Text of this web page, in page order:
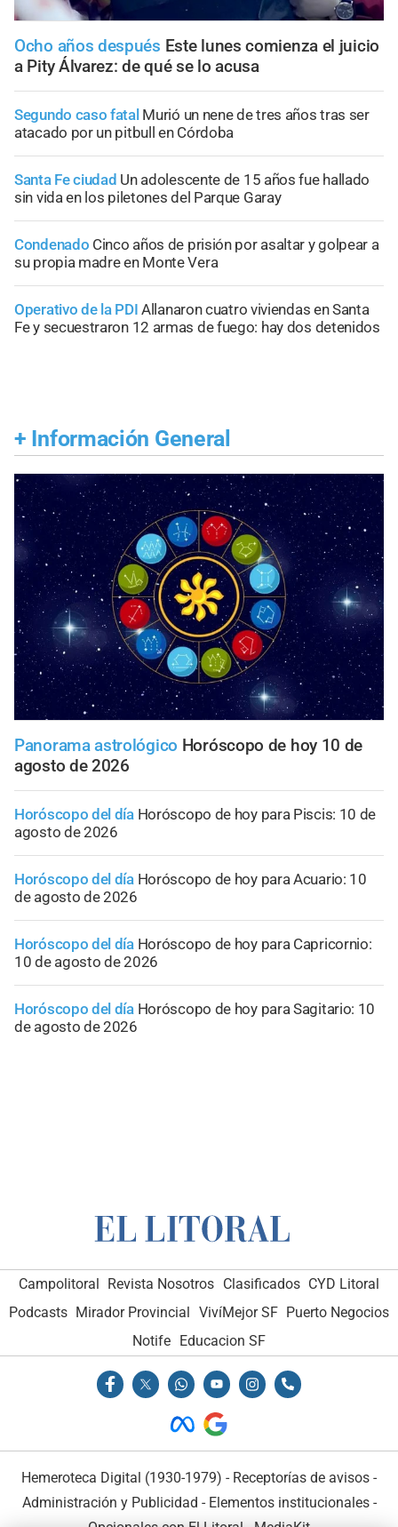
Ocho años después Este lunes comienza el juicio
a Pity Álvarez: de qué se lo acusa
Segundo caso fatal Murió un nene de tres años tras ser
atacado por un pitbull en Córdoba
Santa Fe ciudad Un adolescente de 15 años fue hallado
sin vida en los piletones del Parque Garay
Condenado Cinco años de prisión por asaltar y golpear a
su propia madre en Monte Vera
Operativo de la PDI Allanaron cuatro viviendas en Santa
Fe y secuestraron 12 armas de fuego: hay dos detenidos
+ Información General
Panorama astrológico Horóscopo de hoy 10 de
agosto de 2026
Horóscopo del día Horóscopo de hoy para Piscis: 10 de
agosto de 2026
Horóscopo del día Horóscopo de hoy para Acuario: 10
de agosto de 2026
Horóscopo del día Horóscopo de hoy para Capricornio:
10 de agosto de 2026
Horóscopo del día Horóscopo de hoy para Sagitario: 10
de agosto de 2026
Campolitoral Revista Nosotros Clasificados CYD Litoral
Podcasts Mirador Provincial VivíMejor SF Puerto Negocios
Notife
Educacion SF
Hemeroteca Digital (1930-1979) - Receptorías de avisos -
Administración y Publicidad - Elementos institucionales-